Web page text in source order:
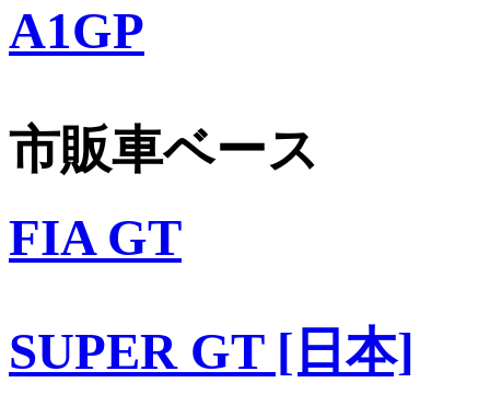
A1GP
市販車ベース
FIA GT
SUPER GT [日本]